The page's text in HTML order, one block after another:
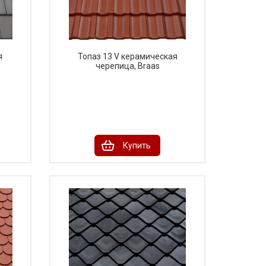
Топаз 13 V керамическая
черепица, Braas
Купить